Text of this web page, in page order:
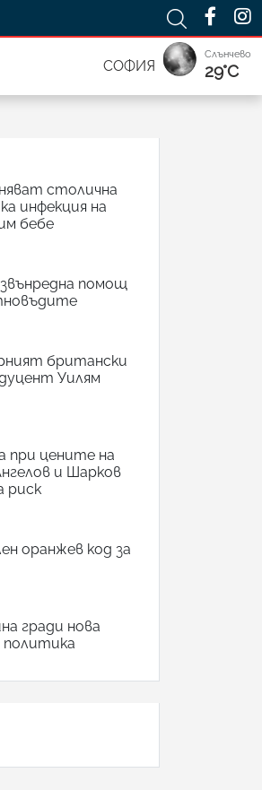
СОФИЯ
Слънчево
29°C
столична
инфекция на
бебе
помощ
британски
Уилям
при цените на
и Шарков
риск
оранжев код за
гради нова
политика